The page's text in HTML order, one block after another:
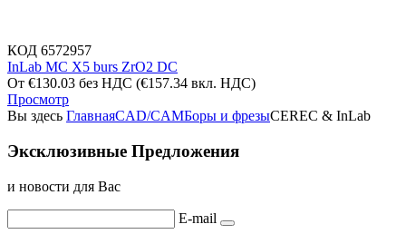
КОД 6572957
InLab MC X5 burs ZrO2 DC
От €130.03 без НДС (€157.34 вкл. НДС)
Просмотр
Вы здесь ГлавнаяCAD/CAMБоры и фрезыCEREC & InLab
Эксклюзивные Предложения
и новости для Вас
E-mail